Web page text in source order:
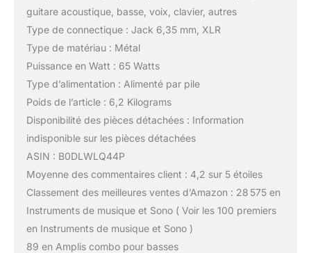
guitare acoustique, basse, voix, clavier, autres
Type de connectique : Jack 6,35 mm, XLR
Type de matériau : Métal
Puissance en Watt : 65 Watts
Type d’alimentation : Alimenté par pile
Poids de l’article : 6,2 Kilograms
Disponibilité des pièces détachées : Information
indisponible sur les pièces détachées
ASIN : B0DLWLQ44P
Moyenne des commentaires client : 4,2 sur 5 étoiles
Classement des meilleures ventes d’Amazon : 28 575 en
Instruments de musique et Sono ( Voir les 100 premiers
en Instruments de musique et Sono )
89 en Amplis combo pour basses